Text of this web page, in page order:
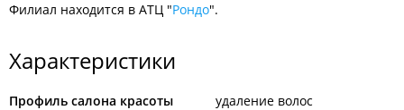
Филиал находится в АТЦ "Рондо".
Характеристики
Профиль салона красоты удаление волос